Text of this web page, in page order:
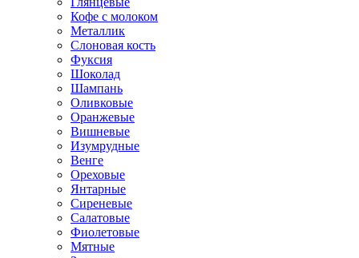
Кофе с молоком
Металлик
Слоновая кость
Фуксия
Шоколад
Шампань
Оливковые
Оранжевые
Вишневые
Изумрудные
Венге
Ореховые
Янтарные
Сиреневые
Салатовые
Фиолетовые
Мятные